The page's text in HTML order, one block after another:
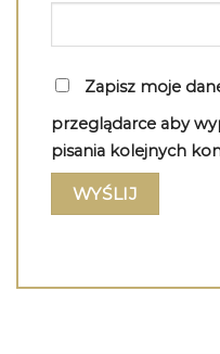
Zapisz moje
przeglądarce aby
pisania kolejnych